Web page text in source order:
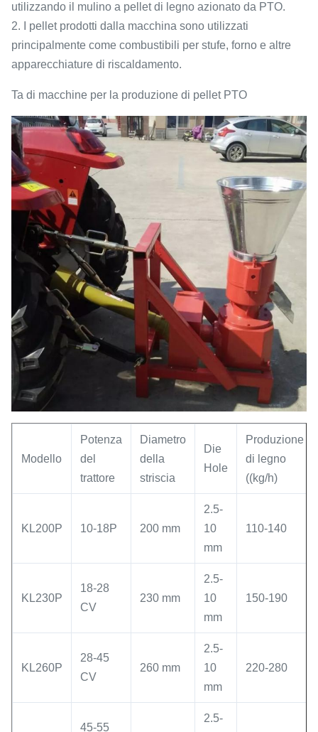
utilizzando il mulino a pellet di legno azionato da PTO.
2. I pellet prodotti dalla macchina sono utilizzati
principalmente come combustibili per stufe, forno e altre
apparecchiature di riscaldamento.
Ta di macchine per la produzione di pellet PTO
Modello
Potenza
del
trattore
Diametro
della
striscia
Die
Hole
Produzione
di legno
((kg/h)
KL200P 10-18P 200 mm
2.5-
10
mm
110-140
KL230P
18-28
CV
230 mm
2.5-
10
mm
150-190
KL260P
28-45
CV
260 mm
2.5-
10
mm
220-280
45-55
2.5-